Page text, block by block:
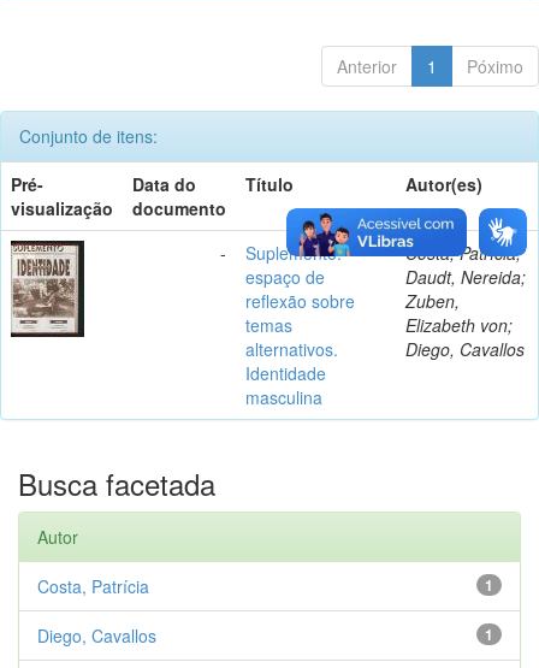
Anterior 1 Póximo
Conjunto de itens:
Pré-
visualização
Data do
documento
Título Autor(es)
-
Suplemento:
espaço de
reflexão sobre
temas
alternativos.
Identidade
masculina
Costa, Patrícia;
Daudt, Nereida;
Zuben,
Elizabeth von;
Diego, Cavallos
Busca facetada
Autor
1
Costa, Patrícia
1
Diego, Cavallos